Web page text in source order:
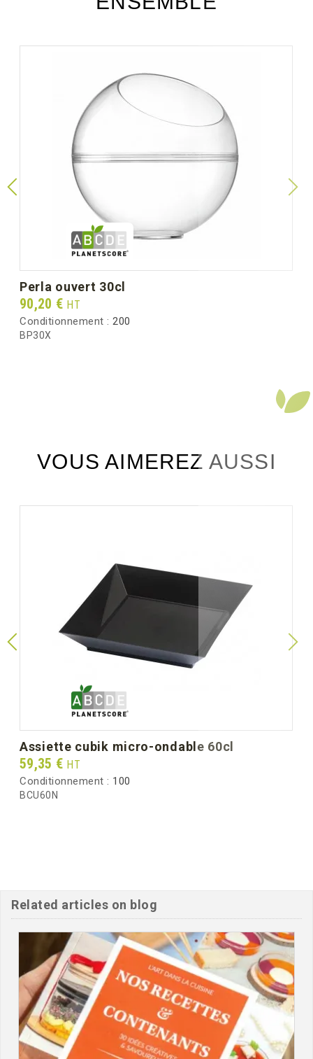
perla ouvert 30cl
Prix
90,20 € HT
Conditionnement : 200
BP30X
VOUS AIMEREZ AUSSI
assiette cubik micro-ondable 60cl
Prix
59,35 € HT
Conditionnement : 100
BCU60N
Related articles on blog